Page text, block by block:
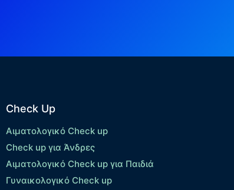
Check Up
Αιματολογικό Check up
Check up για Άνδρες
Αιματολογικό Check up για Παιδιά
Γυναικολογικό Check up